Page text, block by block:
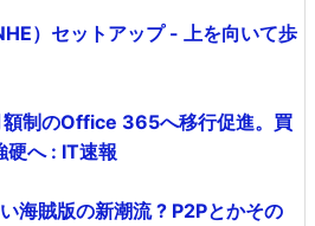
）セットアップ - 上を向いて歩
制のOffice 365へ移行促進。買
硬へ : IT速報
海賊版の新潮流 ? P2Pとかその